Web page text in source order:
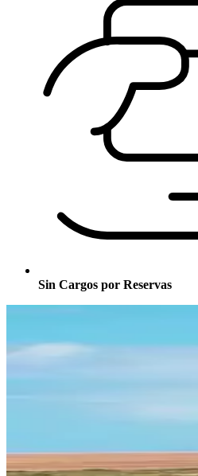
Sin Cargos por Reservas